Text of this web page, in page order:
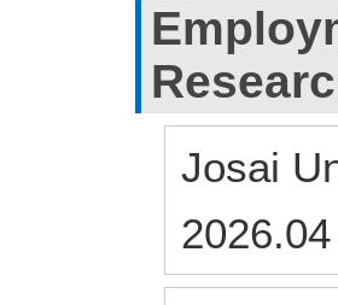
Josai
2026.04